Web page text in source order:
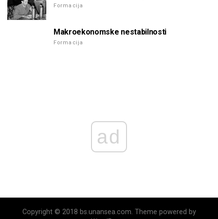
Formacija
Makroekonomske nestabilnosti
Formacija
ad
Copyright © 2018 bs.unansea.com. Theme powered by